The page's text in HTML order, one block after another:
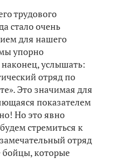
трудового
стало очень
для нашего
упорно
услышать:
отряд по
Это значимая для
показателем
Но это явно
стремиться к
отряд
бойцы, которые